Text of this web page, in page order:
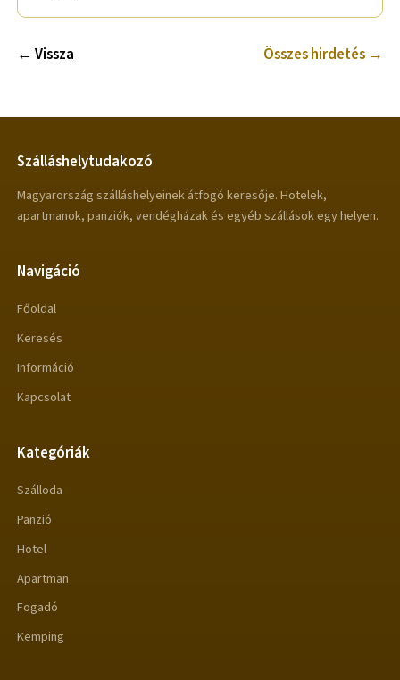
← Vissza Összes hirdetés →
Szálláshelytudakozó
Magyarország szálláshelyeinek átfogó keresője. Hotelek,
apartmanok, panziók, vendégházak és egyéb szállások egy helyen.
Navigáció
Főoldal
Keresés
Információ
Kapcsolat
Kategóriák
Szálloda
Panzió
Hotel
Apartman
Fogadó
Kemping